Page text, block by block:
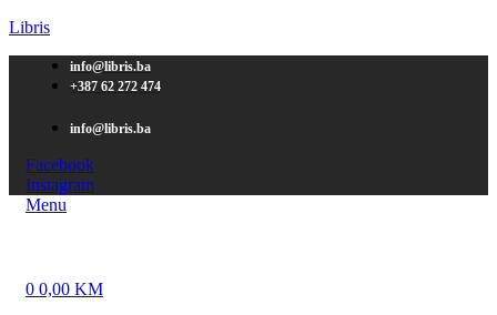
Libris
info@libris.ba
+387 62 272 474​
info@libris.ba
Facebook
Instagram
Menu
0 0,00 KM